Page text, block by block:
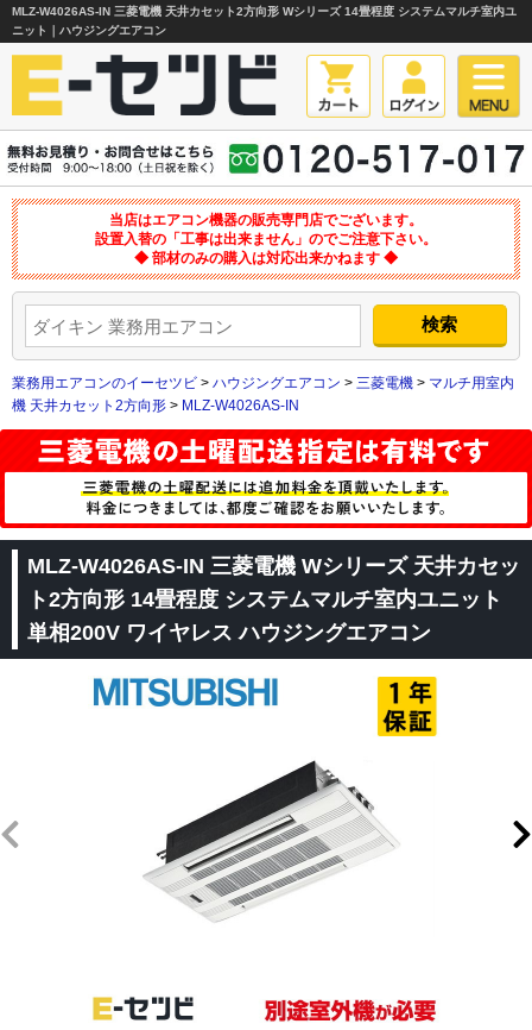
MLZ-W4026AS-IN 三菱電機 天井カセット2方向形 Wシリーズ 14畳程度 システムマルチ室内ユ
ニット｜ハウジングエアコン
当店はエアコン機器の販売専門店でございます。
設置入替の「工事は出来ません」のでご注意下さい。
◆ 部材のみの購入は対応出来かねます ◆
業務用エアコンのイーセツビ > ハウジングエアコン > 三菱電機 > マルチ用室内
機 天井カセット2方向形 > MLZ-W4026AS-IN
MLZ-W4026AS-IN 三菱電機 Wシリーズ 天井カセッ
ト2方向形 14畳程度 システムマルチ室内ユニット
単相200V ワイヤレス ハウジングエアコン